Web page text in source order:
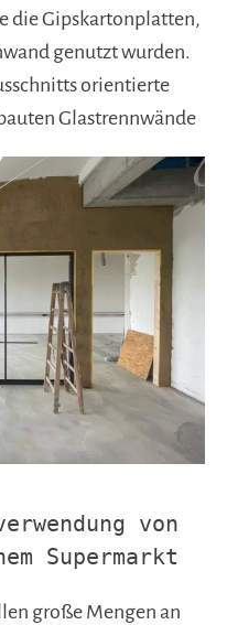
die Gipskartonplatten,
genutzt wurden.
orientierte
Glastrennwände
von
Supermarkt
große Mengen an